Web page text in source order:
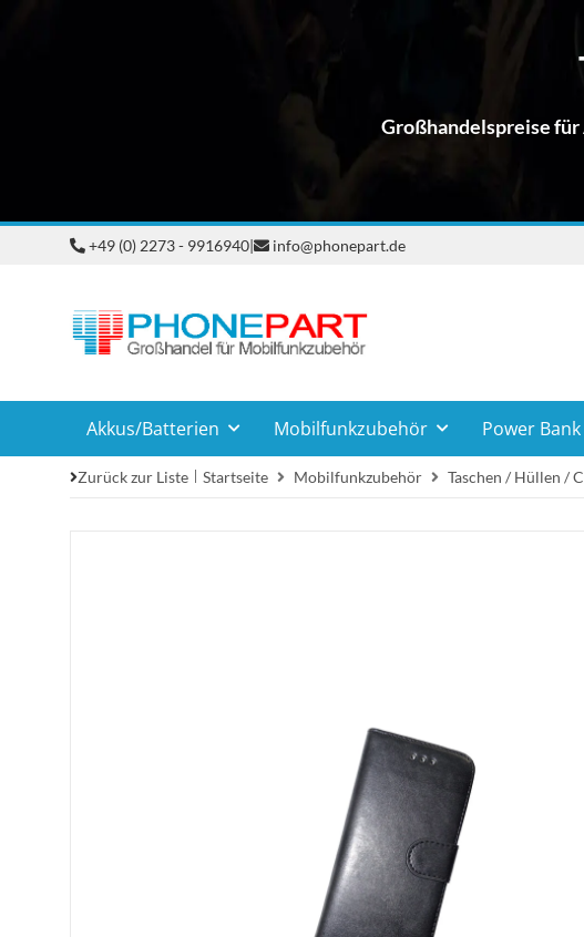
Großhandelspreise
+49 (0) 2273 - 9916940| info@phonepart.de
Akkus/Batterien Mobilfunkzubehör Power Bank
Zurück zur Liste Startseite Mobilfunkzubehör Taschen / Hüllen /